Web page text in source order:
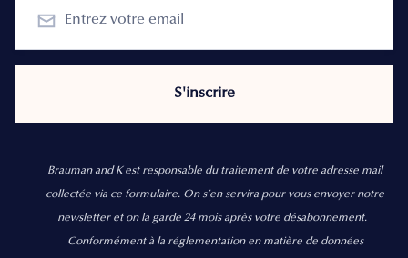
Brauman and K est responsable du traitement de votre adresse mail
collectée via ce formulaire. On s’en servira pour vous envoyer notre
newsletter et on la garde 24 mois après votre désabonnement.
Conformément à la réglementation en matière de données